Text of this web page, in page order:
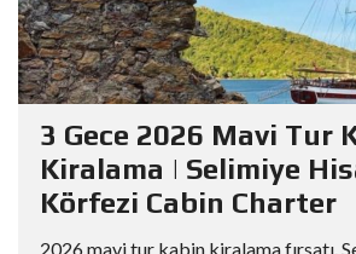
3 Gece 2026 Mavi Tur
Kiralama | Selimiye
Körfezi Cabin Charter
2026 mavi tur kabin kiralama fırsatı.